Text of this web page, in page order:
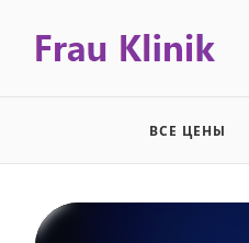
ВСЕ ЦЕНЫ